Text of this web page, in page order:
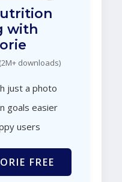
with
downloads)
just a photo
goals easier
users
FREE